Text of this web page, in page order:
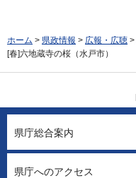
ホーム > 県政情報 > 広報・広聴 >
[春]六地蔵寺の桜（水戸市）
県庁総合案内
県庁へのアクセス